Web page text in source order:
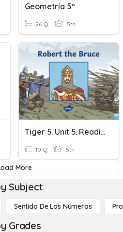
Geometría 5º
26 Q 5th
Tiger 5. Unit 5. Reading
10 Q 5th
More
Subject
Sentido De Los Números
Grades